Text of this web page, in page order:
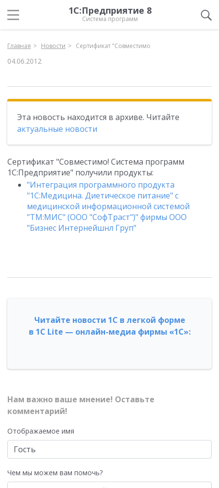
1С:Предприятие 8
Система программ
Главная Новости Сертификат "Совместимо
04.06.2012
Эта новость находится в архиве. Читайте
актуальные новости
Сертификат "Совместимо! Система программ
1С:Предприятие" получили продукты:
"Интеграция программного продукта
"1С:Медицина. Диетическое питание" с
медицинской информационной системой
"ТМ:МИС" (ООО "СофТраст")" фирмы ООО
"Бизнес Интернейшнл Груп"
Читайте новости 1С в легкой форме
в 1С Lite — онлайн-медиа фирмы «1С»:
Нам важно ваше мнение! Оставьте
комментарий!
Отображаемое имя
Чем мы можем вам помочь?